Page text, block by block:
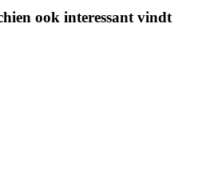
ook interessant vindt